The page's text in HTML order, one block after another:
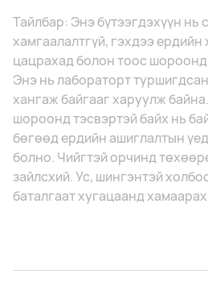
Тайлбар: Энэ бүтээгдэхүүн нь
хамгаалалтгүй, гэхдээ ердийн
цацрахад болон тоос шороонд
Энэ нь лабораторт
хангаж байгааг харуулж
шороонд тэсвэртэй байх нь
бөгөөд ердийн ашиглалтын
болно. Чийгтэй орчинд
зайлсхий. Ус, шингэнтэй
баталгаат хугацаанд